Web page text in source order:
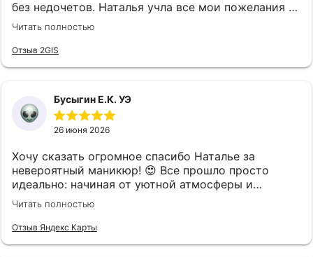
без недочетов. Наталья учла все мои пожелания и
дала грамотные рекомендации по форме и цвету.
Маникюр выполнен аккуратно, результат
полностью соответствует ожиданиям.
Читать полностью
Отзыв 2GIS
Бусыгин Е.К. УЭ
26 июня 2026
Хочу сказать огромное спасибо Наталье за
невероятный маникюр! 😍 Все прошло просто
идеально: начиная от уютной атмосферы и
заканчивая безупречным результатом. Каждый
этап выполнен максимально аккуратно и трепетно,
чувствуется бережное отношение к ногтям.
Читать полностью
Отзыв Яндекс Карты